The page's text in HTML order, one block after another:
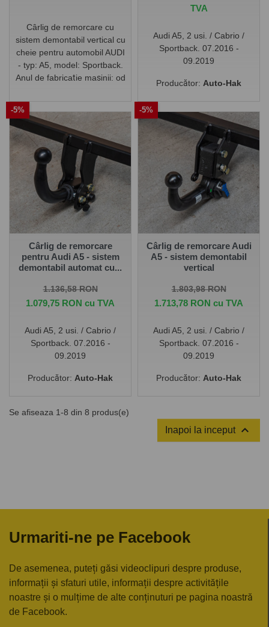
Cârlig de remorcare cu
sistem demontabil vertical cu
cheie pentru automobil AUDI
- typ: A5, model: Sportback.
Anul de fabricație mașinii: od
TVA
Audi A5, 2 usi. / Cabrio /
Sportback. 07.2016 -
09.2019
Producător: Auto-Hak
-5%
Cârlig de remorcare
pentru Audi A5 - sistem
demontabil automat cu...
Pret de baza
1.136,58 RONPret
1.079,75 RON cu TVA
Audi A5, 2 usi. / Cabrio /
Sportback. 07.2016 -
09.2019
Producător: Auto-Hak
-5%
Cârlig de remorcare Audi
A5 - sistem demontabil
vertical
Pret de baza
1.803,98 RONPret
1.713,78 RON cu TVA
Audi A5, 2 usi. / Cabrio /
Sportback. 07.2016 -
09.2019
Producător: Auto-Hak
Se afiseaza 1-8 din 8 produs(e)
Inapoi la inceput 
Urmariti-ne pe Facebook
De asemenea, puteți găsi videoclipuri despre produse,
informații și sfaturi utile, informații despre activitățile
noastre și o mulțime de alte conținuturi pe pagina noastră
de Facebook.